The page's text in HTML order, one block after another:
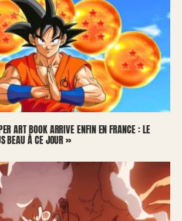
ART BOOK ARRIVE ENFIN EN FRANCE : LE
BEAU À CE JOUR »